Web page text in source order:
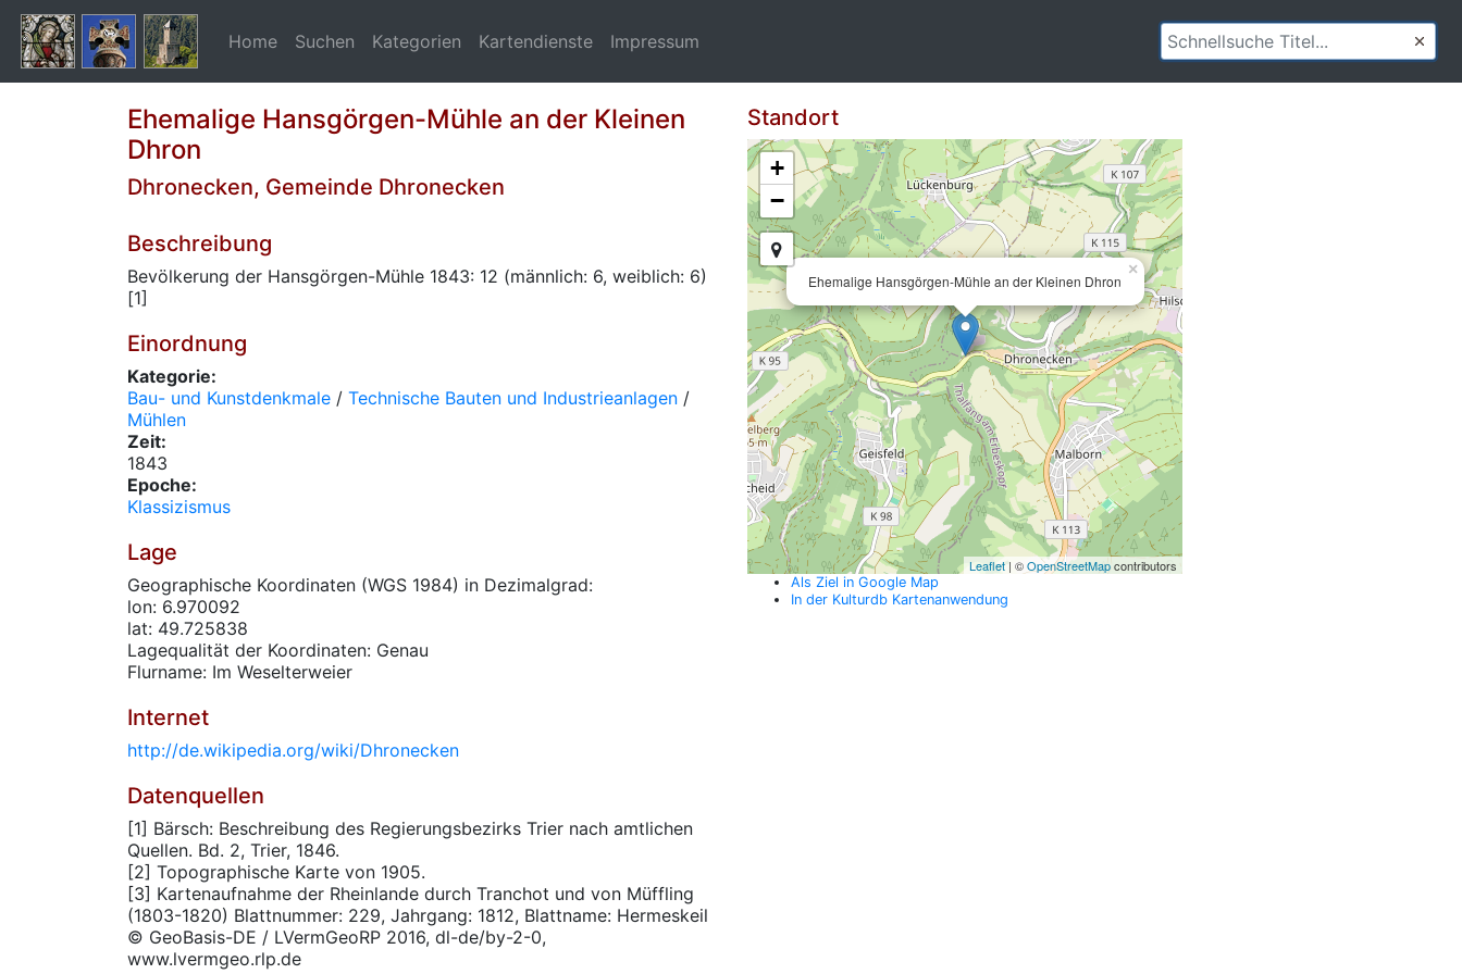
Home Suchen Kategorien Kartendienste Impressum
Ehemalige Hansgörgen-Mühle an der Kleinen
Dhron
Dhronecken, Gemeinde Dhronecken
Beschreibung
Bevölkerung der Hansgörgen-Mühle 1843: 12 (männlich: 6, weiblich: 6)
[1]
Einordnung
Kategorie:
Bau- und Kunstdenkmale / Technische Bauten und Industrieanlagen /
Mühlen
Zeit:
1843
Epoche:
Klassizismus
Lage
Geographische Koordinaten (WGS 1984) in Dezimalgrad:
lon: 6.970092
lat: 49.725838
Lagequalität der Koordinaten: Genau
Flurname: Im Weselterweier
Internet
http://de.wikipedia.org/wiki/Dhronecken
Datenquellen
[1] Bärsch: Beschreibung des Regierungsbezirks Trier nach amtlichen
Quellen. Bd. 2, Trier, 1846.
[2] Topographische Karte von 1905.
[3] Kartenaufnahme der Rheinlande durch Tranchot und von Müffling
(1803-1820) Blattnummer: 229, Jahrgang: 1812, Blattname: Hermeskeil
© GeoBasis-DE / LVermGeoRP 2016, dl-de/by-2-0,
www.lvermgeo.rlp.de
Standort
Ehemalige Hansgörgen-Mühle an der Kleinen Dhron
×
+
−
Leaflet | ©OpenStreetMapcontributors
Als Ziel in Google Map
In der Kulturdb Kartenanwendung